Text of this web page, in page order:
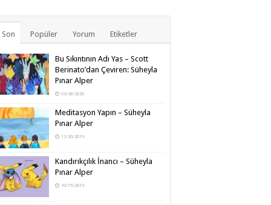
Son Popüler Yorum Etiketler
Bu Sıkıntının Adı Yas – Scott
Berinato’dan Çeviren: Süheyla
Pınar Alper
03/26/2020
Meditasyon Yapın – Süheyla
Pınar Alper
11/30/2019
Kandırıkçılık İnancı – Süheyla
Pınar Alper
10/15/2019